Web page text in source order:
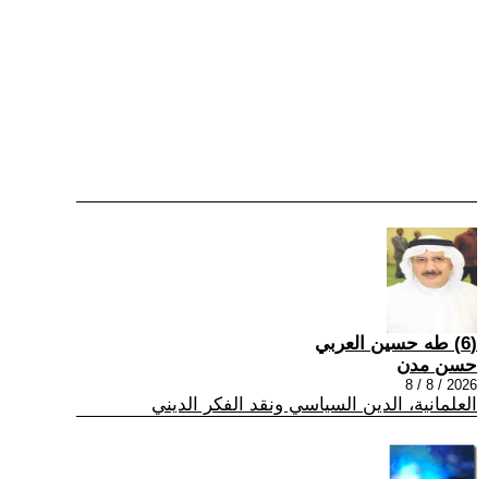
(6) طه حسين العربي
حسن مدن
2026 / 8 / 8
العلمانية، الدين السياسي ونقد الفكر الديني